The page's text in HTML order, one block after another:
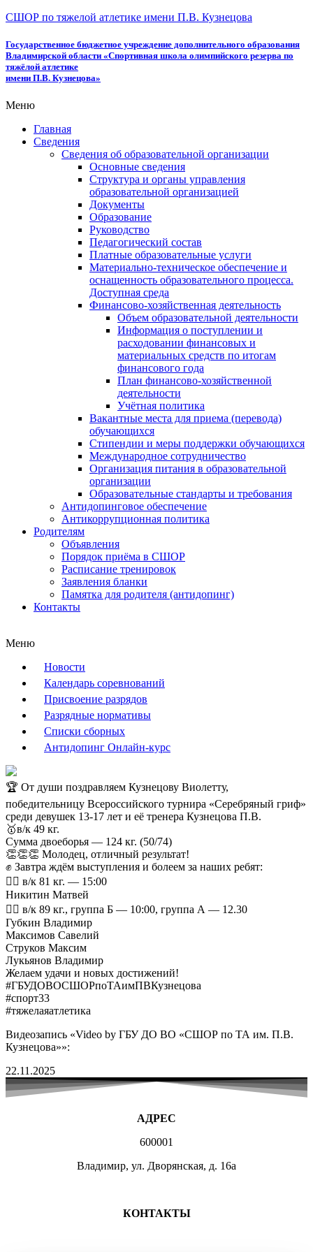
СШОР по тяжелой атлетике имени П.В. Кузнецова
Государственное бюджетное учреждение дополнительного образования
Владимирской области «Спортивная школа олимпийского резерва по
тяжёлой атлетике
имени П.В. Кузнецова»
Меню
Главная
Сведения
Сведения об образовательной организации
Основные сведения
Структура и органы управления
образовательной организацией
Документы
Образование
Руководство
Педагогический состав
Платные образовательные услуги
Материально-техническое обеспечение и
оснащенность образовательного процесса.
Доступная среда
Финансово-хозяйственная деятельность
Объем образовательной деятельности
Информация о поступлении и
расходовании финансовых и
материальных средств по итогам
финансового года
План финансово-хозяйственной
деятельности
Учётная политика
Вакантные места для приема (перевода)
обучающихся
Стипендии и меры поддержки обучающихся
Международное сотрудничество
Организация питания в образовательной
организации
Образовательные стандарты и требования
Антидопинговое обеспечение
Антикоррупционная политика
Родителям
Объявления
Порядок приёма в СШОР
Расписание тренировок
Заявления бланки
Памятка для родителя (антидопинг)
Контакты
Меню
Новости
Календарь соревнований
Присвоение разрядов
Разрядные нормативы
Списки сборных
Антидопинг Онлайн-курс
🏆 От души поздравляем Кузнецову Виолетту,
победительницу Всероссийского турнира «Серебряный гриф»
среди девушек 13-17 лет и её тренера Кузнецова П.В.
🥇в/к 49 кг.
Сумма двоеборья — 124 кг. (50/74)
👏👏👏 Молодец, отличный результат!
✊ Завтра ждём выступления и болеем за наших ребят:
🏋🏻 в/к 81 кг. — 15:00
Никитин Матвей
🏋🏻 в/к 89 кг., группа Б — 10:00, группа А — 12.30
Губкин Владимир
Максимов Савелий
Струков Максим
Лукьянов Владимир
Желаем удачи и новых достижений!
#ГБУДОВОСШОРпоТАимПВКузнецова
#спорт33
#тяжелаяатлетика
Видеозапись «Video by ГБУ ДО ВО «СШОР по ТА им. П.В.
Кузнецова»»:
22.11.2025
АДРЕС
600001
Владимир, ул. Дворянская, д. 16а
КОНТАКТЫ